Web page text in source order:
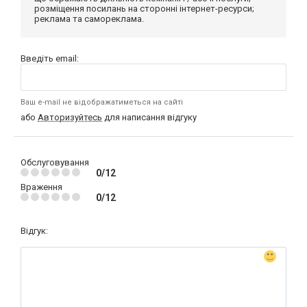
розміщення посилань на сторонні інтернет-ресурси;
реклама та самореклама.
Введіть email:
Ваш e-mail не відображатиметься на сайті
або Авторизуйтесь для написання відгуку
Обслуговування
0/12
Враження
0/12
Відгук: